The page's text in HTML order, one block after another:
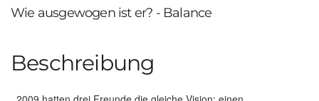
Wie ausgewogen ist er? - Balance
Beschreibung